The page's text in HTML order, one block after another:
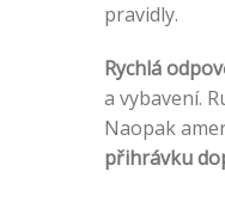
pravidly.
Rychlá
a vybavení.
Naopak
přihrávku